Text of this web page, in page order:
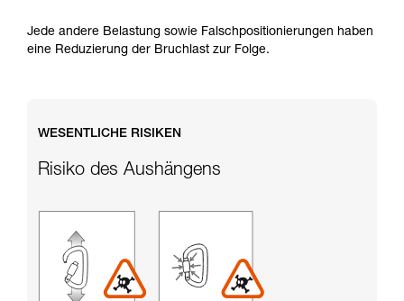
noch andere Techniken, die hier nicht
beschrieben werden.
Jede andere Belastung sowie Falschpositionierungen haben
eine Reduzierung der Bruchlast zur Folge.
WESENTLICHE RISIKEN
Risiko des Aushängens